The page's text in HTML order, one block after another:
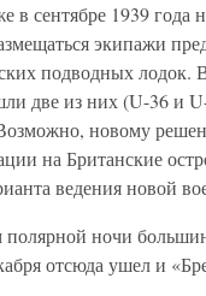
в сентябре 1939 года
экипажи
подводных лодок.
две из них (U-36 и
новому
на Британские
ведения новой
ночи
отсюда ушел и